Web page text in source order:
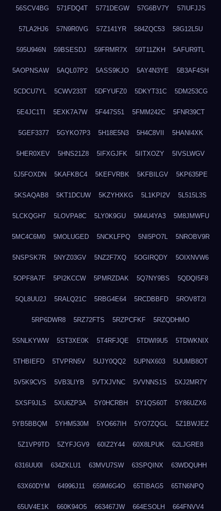
56SCV4BG 571FDQ4T 5771DEGW 57G6BV7Y 57IUFJJS
57LA2HJ6 57N9R0VG 57Z141YR 584ZQC53 58G12L5U
595U946N 59BSESDJ 59FRMR7X 59T11ZKH 5AFUR9TL
5AOPNSAW 5AQL07P2 5ASS9KJO 5AY4N3YE 5B3AF4SH
5CDCU7YL 5CWV233T 5DFYUFZ0 5DKYT31C 5DM253CG
5E4JC1TI 5EXK7A7W 5F447S51 5FMM242C 5FNR39CT
5GEF3377 5GYKO7P3 5H18E5N3 5H4C8VII 5HANI4XK
5HER0XEV 5HNS21Z8 5IFXGJFK 5IITXOZY 5IVSLWGV
5J5FOXDN 5KAFKBC4 5KEFVRBK 5KFBILGV 5KP635PE
5KSAQAB8 5KT1DCUW 5KZYHXKG 5L1KPI2V 5L515L3S
5LCKQGH7 5LOVPA8C 5LY0K9GU 5M4U4YA3 5M8JMWFU
5MC4C6M0 5MOLUGED 5NCKLFPQ 5NI5PO7L 5NROBV9R
5NSPSK7R 5NYZ03GV 5NZ2F7XQ 5OGIRQDY 5OIXNVW6
5OPF8A7F 5PI2KCCW 5PMRZDAK 5Q7NY9BS 5QDQI5F8
5QL8UU2J 5RALQ21C 5RBG4E64 5RCDBBFD 5ROV8T2I
5RP6DWR8 5RZ72FTS 5RZPCFKF 5RZQDHMO
5SNLKYWW 5ST3XE0K 5T4RFJQE 5TDWI9U5 5TDWKNIX
5THBIEFD 5TVPRN5V 5UJY0QQ2 5UPNX603 5UUMB8OT
5V5K9CVS 5VB3LIYB 5VTXJVNC 5VVNNS1S 5XJ2MR7Y
5XSF9JLS 5XU6ZP3A 5Y0HCRBH 5Y1QS60T 5Y86UZX6
5YB5BBQM 5YHM530M 5YO667IH 5YO7ZQGL 5Z1BWJEZ
5Z1VP9TD 5ZYFJGV9 60IZ2Y44 60X8LPUK 62LJGRE8
6316UU0I 634ZKLU1 63MVU7SW 63SPQINX 63WDQUHH
63X60DYM 64996J11 659M6G4O 65TIBAG5 65TN6NPQ
65UV4E1K 660K94O5 663467JW 664ESOLH 664FNVV4